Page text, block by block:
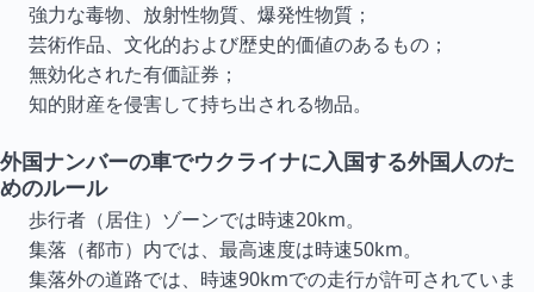
強力な毒物、放射性物質、爆発性物質；
芸術作品、文化的および歴史的価値のあるもの；
無効化された有価証券；
知的財産を侵害して持ち出される物品。
外国ナンバーの車でウクライナに入国する外国人のた
めのルール
歩行者（居住）ゾーンでは時速20km。
集落（都市）内では、最高速度は時速50km。
集落外の道路では、時速90kmでの走行が許可されていま